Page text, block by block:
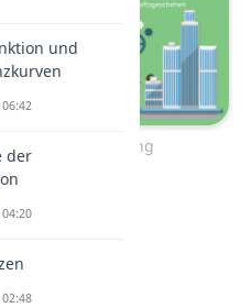
Internalisierung
und
der